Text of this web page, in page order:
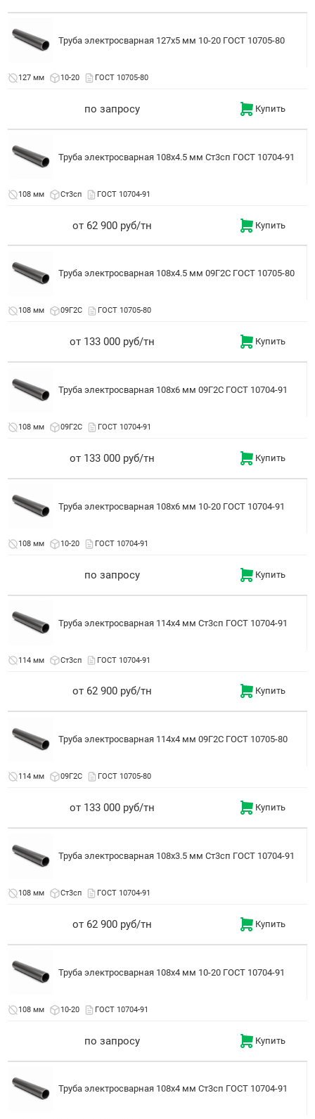
Труба электросварная 127x5 мм 10-20 ГОСТ 10705-80
127 мм 10-20 ГОСТ 10705-80
по запросу Купить
Труба электросварная 108x4.5 мм Ст3сп ГОСТ 10704-91
108 мм Ст3сп ГОСТ 10704-91
от 62 900 руб/тн Купить
Труба электросварная 108x4.5 мм 09Г2С ГОСТ 10705-80
108 мм 09Г2С ГОСТ 10705-80
от 133 000 руб/тн Купить
Труба электросварная 108x6 мм 09Г2С ГОСТ 10704-91
108 мм 09Г2С ГОСТ 10704-91
от 133 000 руб/тн Купить
Труба электросварная 108x6 мм 10-20 ГОСТ 10704-91
108 мм 10-20 ГОСТ 10704-91
по запросу Купить
Труба электросварная 114x4 мм Ст3сп ГОСТ 10704-91
114 мм Ст3сп ГОСТ 10704-91
от 62 900 руб/тн Купить
Труба электросварная 114x4 мм 09Г2С ГОСТ 10705-80
114 мм 09Г2С ГОСТ 10705-80
от 133 000 руб/тн Купить
Труба электросварная 108x3.5 мм Ст3сп ГОСТ 10704-91
108 мм Ст3сп ГОСТ 10704-91
от 62 900 руб/тн Купить
Труба электросварная 108x4 мм 10-20 ГОСТ 10704-91
108 мм 10-20 ГОСТ 10704-91
по запросу Купить
Труба электросварная 108x4 мм Ст3сп ГОСТ 10704-91